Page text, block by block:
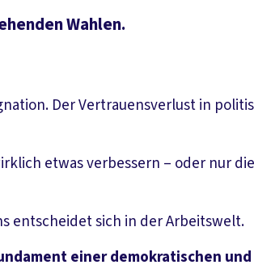
Wahlen.
Der Vertrauensverlust in
etwas verbessern – oder nur
entscheidet sich in der Arbeitswelt.
einer demokratischen